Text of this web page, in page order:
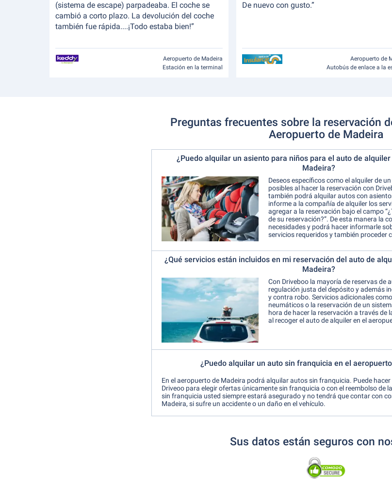
(sistema de escape) parpadeaba. El coche se
cambió a corto plazo. La devolución del coche
también fue rápida....¡Todo estaba bien!”
Aeropuerto de Madeira
Estación en la terminal
De nuevo con gusto.”
Aeropuerto de
Autobús de enlace a la
Preguntas frecuentes sobre la reservación
Aeropuerto de Madeira
¿Puedo alquilar un asiento para niños para el auto de
Madeira?
Deseos específicos como el alquiler de
posibles al hacer la reservación con
también podrá alquilar autos con
informe a la compañía de alquiler los
agregar a la reservación bajo el campo
de su reservación?”. De esta manera la
necesidades y podrá hacer informarle
servicios requeridos y también proceder
¿Qué servicios están incluidos en mi reservación del auto de
Madeira?
Con Driveboo la mayoría de reservas de
regulación justa del depósito y además
y contra robo. Servicios adicionales
neumáticos o la reservación de un
hora de hacer la reservación a través de
al recoger el auto de alquiler en el
¿Puedo alquilar un auto sin franquicia en el
En el aeropuerto de Madeira podrá alquilar autos sin franquicia. Puede
Driveoo para elegir ofertas únicamente sin franquicia o con el reembolso de
sin franquicia usted siempre estará asegurado y no tendrá que contar con
Madeira, si sufre un accidente o un daño en el vehículo.
Sus datos están seguros con